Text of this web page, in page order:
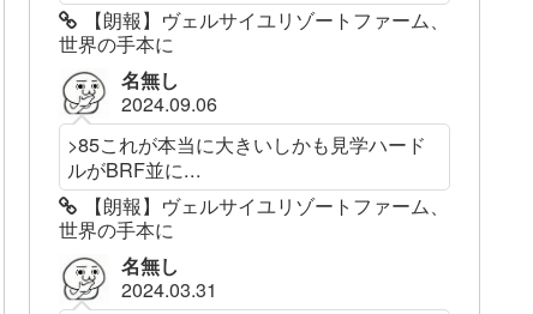
【朗報】ヴェルサイユリゾートファーム、
世界の手本に
名無し
2024.09.06
>85これが本当に大きいしかも見学ハード
ルがBRF並に...
【朗報】ヴェルサイユリゾートファーム、
世界の手本に
名無し
2024.03.31